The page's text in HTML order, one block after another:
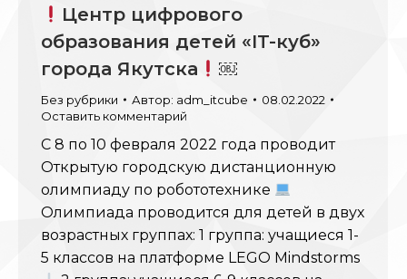
Центр цифрового
образования детей «IT-куб»
города Якутска
￼
Без рубрики Автор: adm_itcube
08.02.2022
Оставить комментарий
С 8 по 10 февраля 2022 года проводит
Открытую городскую дистанционную
олимпиаду по робототехнике
Олимпиада проводится для детей в двух
возрастных группах: 1 группа: учащиеся 1-
5 классов на платформе LEGO Mindstorms